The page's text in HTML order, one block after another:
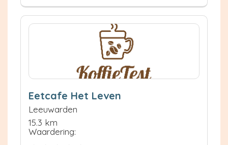
Eetcafe Het Leven
Leeuwarden
15.3 km
Waardering: